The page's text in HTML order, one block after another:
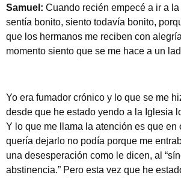
Samuel: Cuando recién empecé a ir a
sentía bonito, siento todavía bonito,
que los hermanos me reciben con
momento siento que se me hace a un
Yo era fumador crónico y lo que se me
desde que he estado yendo a la Iglesia
Y lo que me llama la atención es que en
quería dejarlo no podía porque me
una desesperación como le dicen, al
abstinencia.” Pero esta vez que he